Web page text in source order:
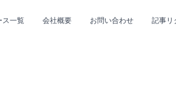
ス一覧 会社概要 お問い合わせ 記事リ